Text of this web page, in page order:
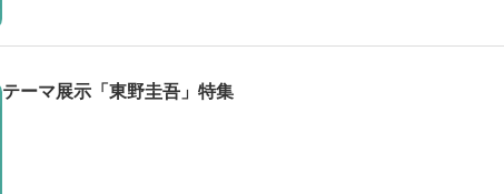
テーマ展示「東野圭吾」特集